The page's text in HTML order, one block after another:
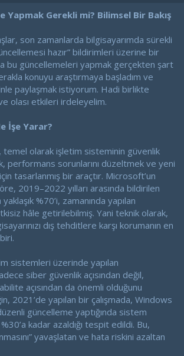
Yapmak Gerekli mi? Bilimsel Bir Bakış
son zamanlarda bilgisayarımda sürekli
hazır” bildirimleri üzerine bir
bu güncellemeleri yapmak gerçekten şart
konuyu araştırmaya başladım ve
paylaşmak istiyorum. Hadi birlikte
olası etkileri irdeleyelim.
İşe Yarar?
olarak işletim sisteminin güvenlik
performans sorunlarını düzeltmek ve yeni
tasarlanmış bir araçtır. Microsoft’un
2019–2022 yılları arasında bildirilen
yaklaşık %70’i, zamanında yapılan
hâle getirilebilmiş. Yani teknik olarak,
dış tehditlere karşı korumanın en
sistemleri üzerinde yapılan
siber güvenlik açısından değil,
açısından da önemli olduğunu
2021’de yapılan bir çalışmada, Windows
düzenli güncelleme yaptığında sistem
kadar azaldığı tespit edildi. Bu,
yavaşlatan ve hata riskini azaltan